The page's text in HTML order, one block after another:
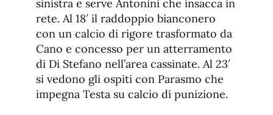
sinistra e serve Antonini che insacca in
rete. Al 18′ il raddoppio bianconero
con un calcio di rigore trasformato da
Cano e concesso per un atterramento
di Di Stefano nell’area cassinate. Al 23′
si vedono gli ospiti con Parasmo che
impegna Testa su calcio di punizione.